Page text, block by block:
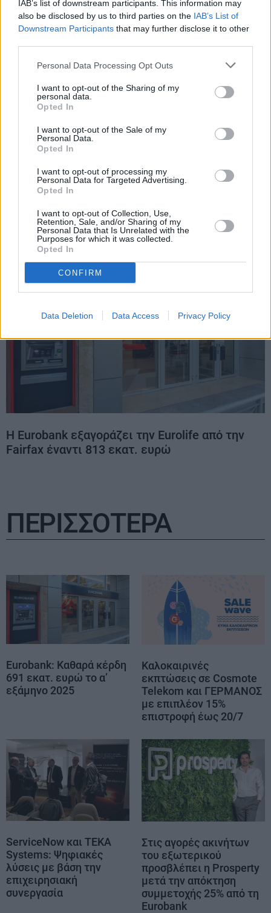
IAB’s list of downstream participants. This information may
also be disclosed by us to third parties on the IAB’s List of
Downstream Participants that may further disclose it to other
Personal Data Processing Opt Outs
I want to opt-out of the Sharing of my
personal data.
Opted In
I want to opt-out of the Sale of my
Personal Data.
Opted In
I want to opt-out of processing my
Personal Data for Targeted Advertising.
Opted In
I want to opt-out of Collection, Use,
Retention, Sale, and/or Sharing of my
Personal Data that Is Unrelated with the
Purposes for which it was collected.
Opted In
CONFIRM
Data Deletion Data Access Privacy Policy
Επενδυτική «απόβαση» των Alpha Bank και
Eurobank στο real estate – Ποιους τομείς
έχουν «κυκλώσει»
H Eurobank εξαγοράζει την Eurolife από την
Fairfax έναντι 813 εκατ. ευρώ
ΠΕΡΙΣΣΟΤΕΡΑ
Eurobank: Καθαρά κέρδη
691 εκατ. ευρώ το α’
εξάμηνο 2025
Καλοκαιρινές
εκπτώσεις σε Cosmote
Telekom και ΓΕΡΜΑΝΟΣ
με επιπλέον 15%
επιστροφή έως 20/7
ServiceNow και TEKA
Systems: Ψηφιακές
λύσεις με βάση την
επιχειρησιακή
συνεργασία
Στις αγορές ακινήτων
του εξωτερικού
προσβλέπει η Prosperty
μετά την απόκτηση
συμμετοχής 25% από τη
Eurobank